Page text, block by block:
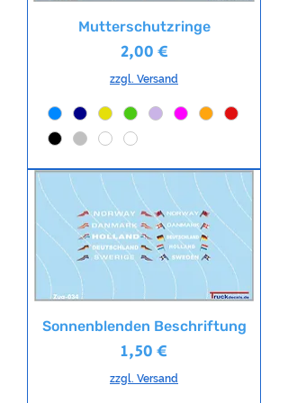
Mutterschutzringe
Preis
2,00 €
zzgl. Versand
Sonnenblenden Beschriftung
Preis
1,50 €
zzgl. Versand